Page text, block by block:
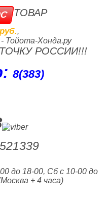
,
Тойота-Хонда.ру
ТОВАР
РОССИИ!!!
8(383)
до 18-00, Сб с 10-00 до
+ 4 часа)